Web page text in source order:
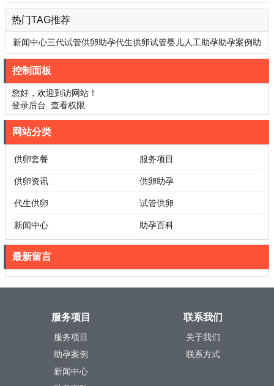
热门TAG推荐
新闻中心三代试管供卵助孕代生供卵试管婴儿人工助孕助孕案例 助
孕百科
控制面板
您好，欢迎到访网站！
登录后台 查看权限
网站分类
供卵套餐 服务项目
供卵资讯 供卵助孕
代生供卵 试管供卵
新闻中心 助孕百科
最新留言
服务项目
服务项目
助孕案例
新闻中心
联系我们
关于我们
联系方式